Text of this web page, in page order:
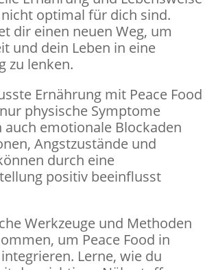
optimal für dich sind.
dir einen neuen Weg, um
und dein Leben in eine
zu lenken.
Ernährung mit Peace Food
physische Symptome
emotionale Blockaden
Angstzustände und
durch eine
positiv beeinflusst
Werkzeuge und Methoden
um Peace Food in
Lerne, wie du